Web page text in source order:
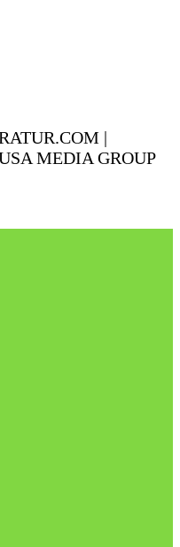
|
MEDIA GROUP